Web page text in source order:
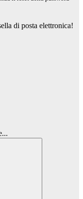
di posta elettronica!